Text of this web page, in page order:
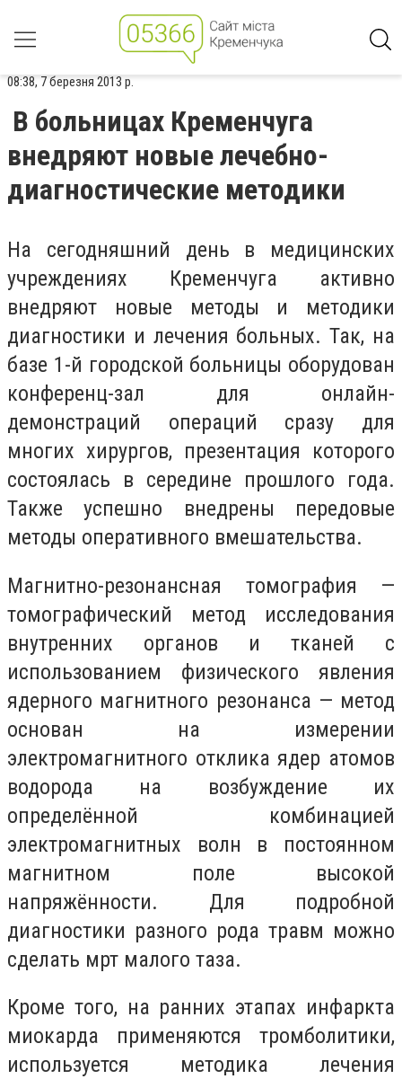
08:38, 7 березня 2013 р.
В больницах Кременчуга
внедряют новые лечебно-
диагностические методики
На сегодняшний день в медицинских
учреждениях Кременчуга активно
внедряют новые методы и методики
диагностики и лечения больных. Так, на
базе 1-й городской больницы оборудован
конференц-зал для онлайн-
демонстраций операций сразу для
многих хирургов, презентация которого
состоялась в середине прошлого года.
Также успешно внедрены передовые
методы оперативного вмешательства.
Магнитно-резонансная томография —
томографический метод исследования
внутренних органов и тканей с
использованием физического явления
ядерного магнитного резонанса — метод
основан на измерении
электромагнитного отклика ядер атомов
водорода на возбуждение их
определённой комбинацией
электромагнитных волн в постоянном
магнитном поле высокой
напряжённости. Для подробной
диагностики разного рода травм можно
сделать мрт малого таза.
Кроме того, на ранних этапах инфаркта
миокарда применяются тромболитики,
используется методика лечения